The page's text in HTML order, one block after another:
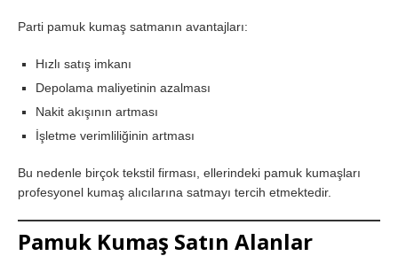
Parti pamuk kumaş satmanın avantajları:
Hızlı satış imkanı
Depolama maliyetinin azalması
Nakit akışının artması
İşletme verimliliğinin artması
Bu nedenle birçok tekstil firması, ellerindeki pamuk kumaşları
profesyonel kumaş alıcılarına satmayı tercih etmektedir.
Pamuk Kumaş Satın Alanlar